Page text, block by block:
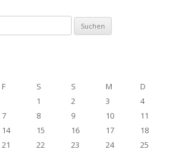
F S S M
D
1
2 3
4
7 8 9 10
11
14 15 16 17
18
21 22 23 24
25